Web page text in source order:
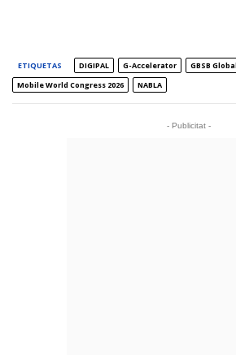
ETIQUETAS DIGIPAL G-Accelerator
GBSB
Mobile World Congress 2026
NABLA
- Publicitat -